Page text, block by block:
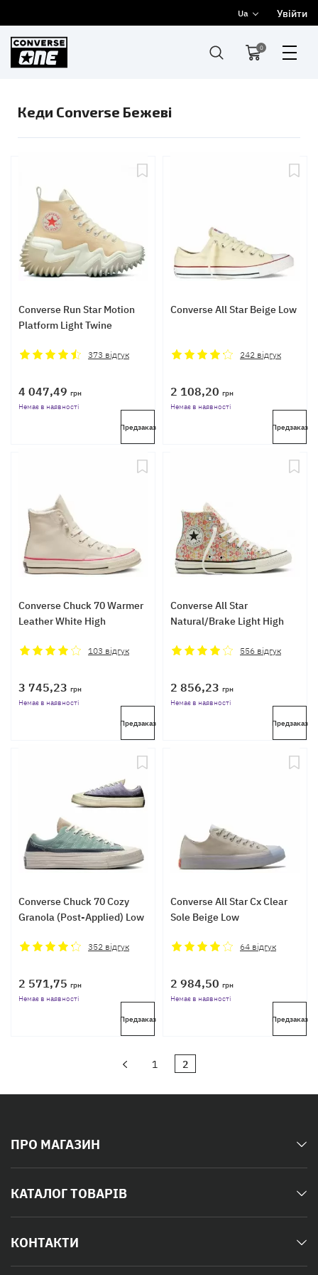
Ua Увійти
0
Кеди Converse Бежеві
Converse Run Star Motion
Platform Light Twine
373 відгук
4 047,49 грн
Немає в наявності
Предзаказ
Converse All Star Beige Low
242 відгук
2 108,20 грн
Немає в наявності
Предзаказ
Converse Chuck 70 Warmer
Leather White High
103 відгук
3 745,23 грн
Немає в наявності
Предзаказ
Converse All Star
Natural/Brake Light High
556 відгук
2 856,23 грн
Немає в наявності
Предзаказ
Converse Chuck 70 Cozy
Granola (Post-Applied) Low
352 відгук
2 571,75 грн
Немає в наявності
Предзаказ
Converse All Star Cx Clear
Sole Beige Low
64 відгук
2 984,50 грн
Немає в наявності
Предзаказ
1 2
ПРО МАГАЗИН
КАТАЛОГ ТОВАРІВ
КОНТАКТИ